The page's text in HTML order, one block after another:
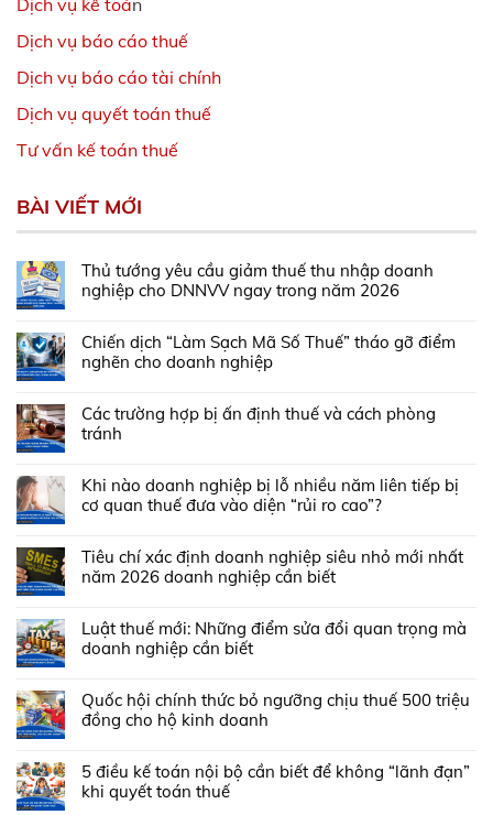
Dịch vụ báo cáo thuế
Dịch vụ báo cáo tài chính
Dịch vụ quyết toán thuế
Tư vấn kế toán thuế
BÀI VIẾT MỚI
Thủ tướng yêu cầu giảm thuế thu nhập doanh
nghiệp cho DNNVV ngay trong năm 2026
Chiến dịch “Làm Sạch Mã Số Thuế” tháo gỡ điểm
nghẽn cho doanh nghiệp
Các trường hợp bị ấn định thuế và cách phòng
tránh
Khi nào doanh nghiệp bị lỗ nhiều năm liên tiếp bị
cơ quan thuế đưa vào diện “rủi ro cao”?
Tiêu chí xác định doanh nghiệp siêu nhỏ mới nhất
năm 2026 doanh nghiệp cần biết
Luật thuế mới: Những điểm sửa đổi quan trọng mà
doanh nghiệp cần biết
Quốc hội chính thức bỏ ngưỡng chịu thuế 500 triệu
đồng cho hộ kinh doanh
5 điều kế toán nội bộ cần biết để không “lãnh đạn”
khi quyết toán thuế